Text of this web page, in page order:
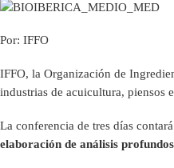
Por: IFFO
IFFO, la Organización de
industrias de acuicultura, piensos
La conferencia de tres días
elaboración de análisis